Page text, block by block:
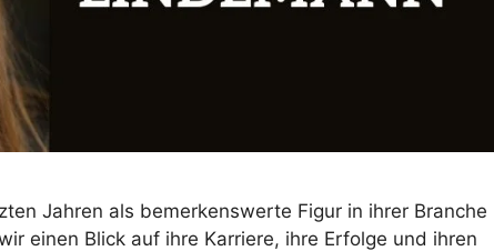
Jahren als bemerkenswerte Figur in ihrer Branche
einen Blick auf ihre Karriere, ihre Erfolge und ihren